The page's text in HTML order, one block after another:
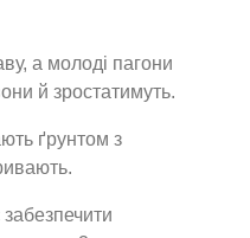
а молоді пагони
й зростатимуть.
ґрунтом з